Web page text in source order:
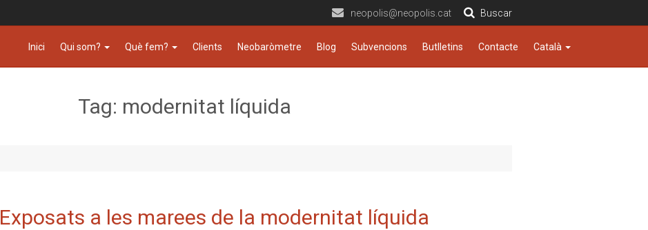
neopolis@neopolis.cat Buscar
Inici Qui som? Què fem? Clients Neobaròmetre Blog Subvencions Butlletins Contacte Català
Tag: modernitat líquida
Exposats a les marees de la modernitat líquida